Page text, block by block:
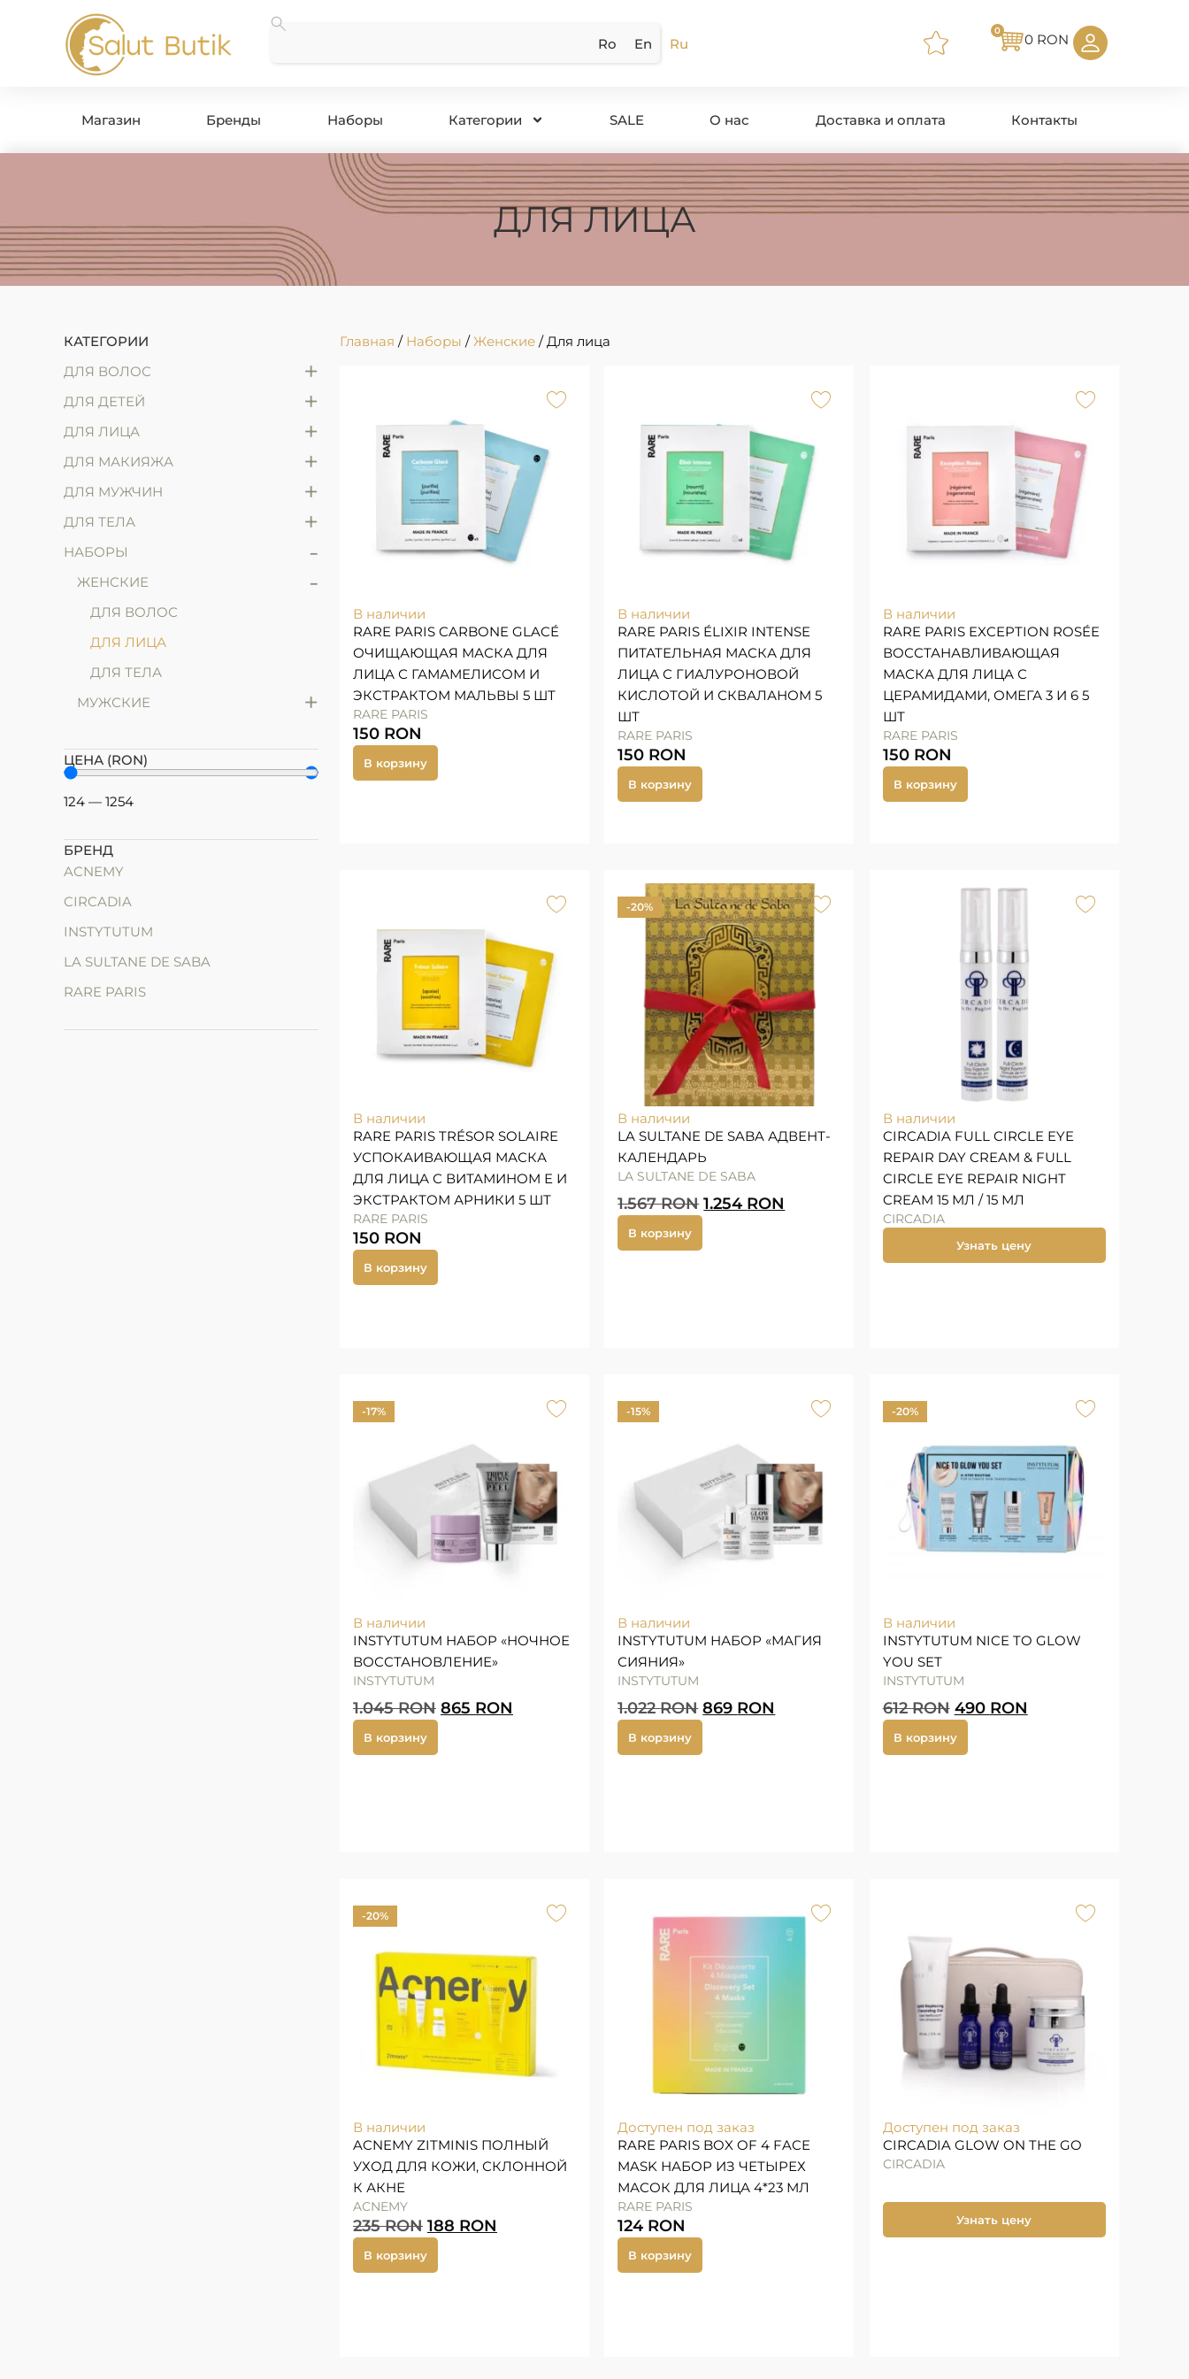
Ro En Ru 0 RON
0
Магазин Бренды Наборы Категории SALE О нас Доставка и оплата Контакты
ДЛЯ ЛИЦА
КАТЕГОРИИ
ДЛЯ ВОЛОС
+
ДЛЯ ДЕТЕЙ +
ДЛЯ ЛИЦА +
ДЛЯ МАКИЯЖА +
ДЛЯ МУЖЧИН +
ДЛЯ ТЕЛА +
НАБОРЫ -
ЖЕНСКИЕ -
ДЛЯ ВОЛОС
ДЛЯ ЛИЦА
ДЛЯ ТЕЛА
МУЖСКИЕ
+
ЦЕНА (RON)
124 — 1254
БРЕНД
ACNEMY
CIRCADIA
INSTYTUTUM
LA SULTANE DE SABA
RARE PARIS
Главная / Наборы /Женские / Для лица
В наличии
RARE PARIS CARBONE GLACÉ
ОЧИЩАЮЩАЯ МАСКА ДЛЯ
ЛИЦА С ГАМАМЕЛИСОМ И
ЭКСТРАКТОМ МАЛЬВЫ 5 ШТ
RARE PARIS
150 RON
В корзину
В наличии
RARE PARIS ÉLIXIR INTENSE
ПИТАТЕЛЬНАЯ МАСКА ДЛЯ
ЛИЦА С ГИАЛУРОНОВОЙ
КИСЛОТОЙ И СКВАЛАНОМ 5
ШТ
RARE PARIS
150 RON
В корзину
В наличии
RARE PARIS EXCEPTION ROSÉE
ВОССТАНАВЛИВАЮЩАЯ
МАСКА ДЛЯ ЛИЦА С
ЦЕРАМИДАМИ, ОМЕГА 3 И 6 5
ШТ
RARE PARIS
150 RON
В корзину
В наличии
RARE PARIS TRÉSOR SOLAIRE
УСПОКАИВАЮЩАЯ МАСКА
ДЛЯ ЛИЦА С ВИТАМИНОМ Е И
ЭКСТРАКТОМ АРНИКИ 5 ШТ
RARE PARIS
150 RON
В корзину
-20%
В наличии
LA SULTANE DE SABA АДВЕНТ-
КАЛЕНДАРЬ
LA SULTANE DE SABA
1.567RON 1.254 RON
В корзину
В наличии
CIRCADIA FULL CIRCLE EYE
REPAIR DAY CREAM & FULL
CIRCLE EYE REPAIR NIGHT
CREAM 15 МЛ / 15 МЛ
CIRCADIA
Узнать цену
-17%
В наличии
INSTYTUTUM НАБОР «НОЧНОЕ
ВОССТАНОВЛЕНИЕ»
INSTYTUTUM
1.045RON 865 RON
В корзину
-15%
В наличии
INSTYTUTUM НАБОР «МАГИЯ
СИЯНИЯ»
INSTYTUTUM
1.022RON 869 RON
В корзину
-20%
В наличии
INSTYTUTUM NICE TO GLOW
YOU SET
INSTYTUTUM
612RON 490 RON
В корзину
-20%
В наличии
ACNEMY ZITMINIS ПОЛНЫЙ
УХОД ДЛЯ КОЖИ, СКЛОННОЙ
К АКНЕ
ACNEMY
235RON 188 RON
В корзину
Доступен под заказ
RARE PARIS BOX OF 4 FACE
MASK НАБОР ИЗ ЧЕТЫРЕХ
МАСОК ДЛЯ ЛИЦА 4*23 МЛ
RARE PARIS
124 RON
В корзину
Доступен под заказ
CIRCADIA GLOW ON THE GO
CIRCADIA
Узнать цену